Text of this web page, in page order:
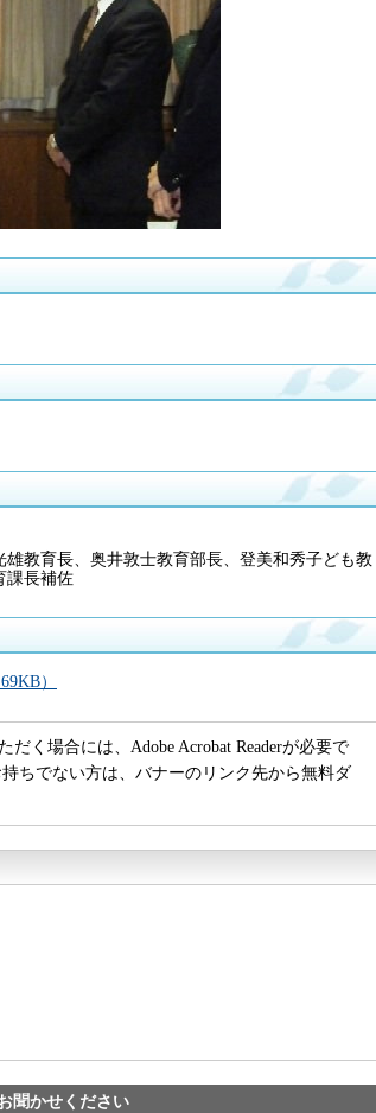
教育長、奥井敦士教育部長、登美和秀子ども教
課長補佐
）
だく場合には、Adobe Acrobat Readerが必要で
持ちでない方は、バナーのリンク先から無料ダ
聞かせください